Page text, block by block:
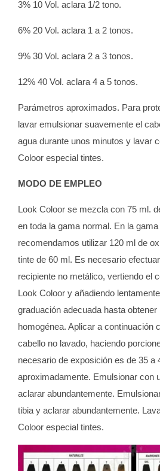
3% 10 Vol. aclara 1/2 tono.
6% 20 Vol. aclara 1 a 2 tonos.
9% 30 Vol. aclara 2 a 3 tonos.
12% 40 Vol. aclara 4 a 5 tonos.
Parámetros aproximados. Para
lavar emulsionar suavemente el
agua durante unos minutos y lavar
Coloor especial tintes.
MODO DE EMPLEO
Look Coloor se mezcla con 75 ml.
en toda la gama normal. En la
recomendamos utilizar 120 ml de
tinte de 60 ml. Es necesario
recipiente no metálico, vertiendo el
Look Coloor y añadiendo
graduación adecuada hasta
homogénea. Aplicar a continuación
cabello no lavado, haciendo
necesario de exposición es de 35 a
aproximadamente. Emulsionar con
aclarar abundantemente.
tibia y aclarar abundantemente.
Coloor especial tintes.